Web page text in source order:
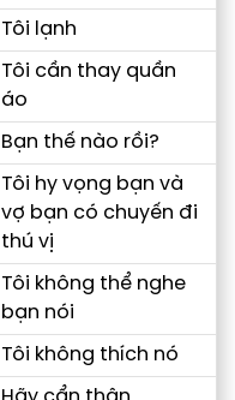
Tôi lạnh
Tôi cần thay quần
áo
Bạn thế nào rồi?
Tôi hy vọng bạn và
vợ bạn có chuyến đi
thú vị
Tôi không thể nghe
bạn nói
Tôi không thích nó